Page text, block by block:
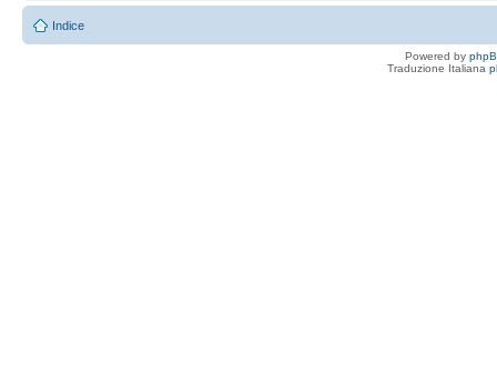
Indice
Powered by
Traduzione Italiana